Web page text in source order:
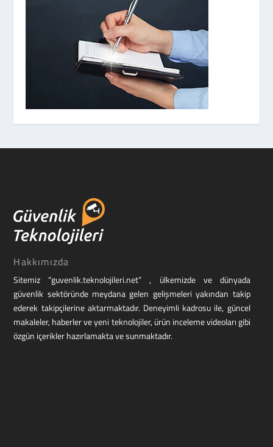
Hakkımızda
Sitemiz “guvenlik.teknolojileri.net” , ülkemizde ve dünyada
güvenlik sektöründe meydana gelen gelişmeleri yakından takip
ederek takipçilerine aktarmaktadır. Deneyimli kadrosu ile, güncel
makaleler, haberler ve yeni teknolojiler, ürün inceleme videoları gibi
özgün içerikler hazırlamakta ve sunmaktadır.